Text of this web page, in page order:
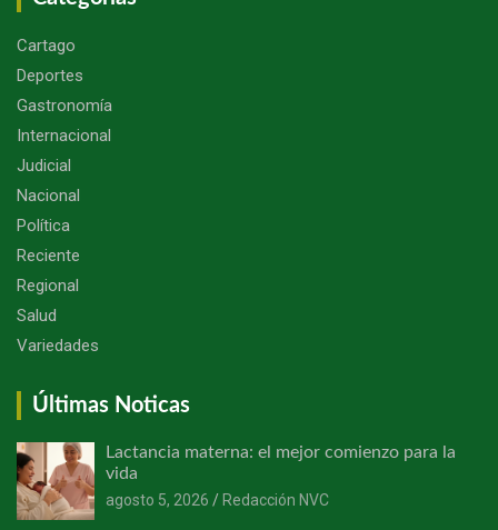
Cartago
Deportes
Gastronomía
Internacional
Judicial
Nacional
Política
Reciente
Regional
Salud
Variedades
Últimas Noticas
Lactancia materna: el mejor comienzo para la
vida
agosto 5, 2026
Redacción NVC